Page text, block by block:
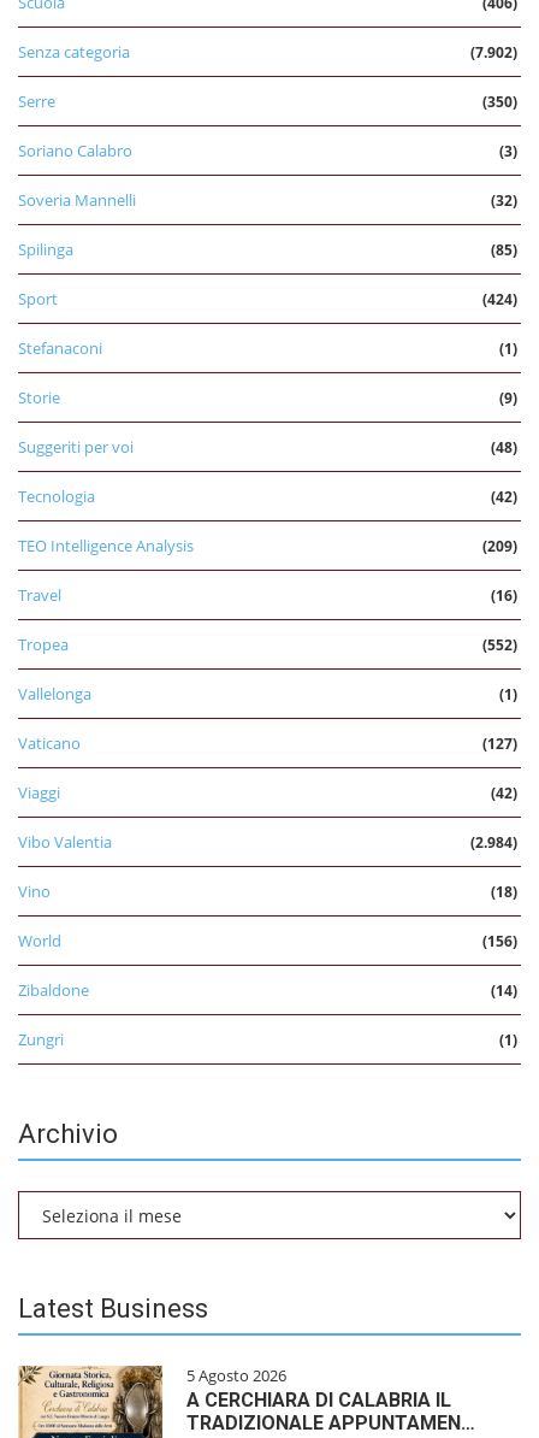
Senza categoria (7.902)
Serre (350)
Soriano Calabro (3)
Soveria Mannelli (32)
Spilinga (85)
Sport (424)
Stefanaconi (1)
Storie (9)
Suggeriti per voi (48)
Tecnologia (42)
TEO Intelligence Analysis (209)
Travel (16)
Tropea (552)
Vallelonga (1)
Vaticano (127)
Viaggi (42)
Vibo Valentia (2.984)
Vino (18)
World (156)
Zibaldone (14)
Zungri (1)
Archivio
Latest Business
5 Agosto 2026
A CERCHIARA DI CALABRIA IL
TRADIZIONALE APPUNTAMEN…